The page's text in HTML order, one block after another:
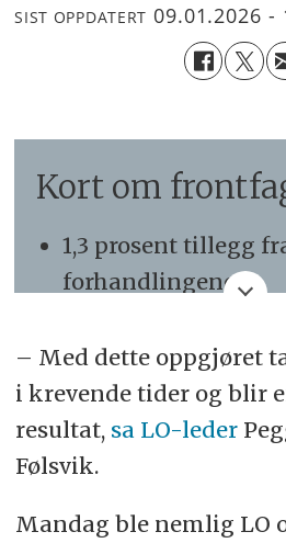
SIST OPPDATERT 09.01.2026 -
Kort om
1,3 prosent tillegg
forhandlingene
1,5 prosent lokale
Kilde: Aftenposten.no,
kan lese mer om hva
– Med dette oppgjøret
i krevende tider og blir
resultat, sa LO-leder
Følsvik.
Mandag ble nemlig LO